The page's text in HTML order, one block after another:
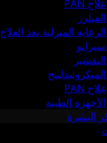
علاج PAN
الفيلرز
الرعاية المنزلية بعد العلاج
التقشير
الميكرونيدلينج
علاج PAN
الأجهزة الطبية
البشرة